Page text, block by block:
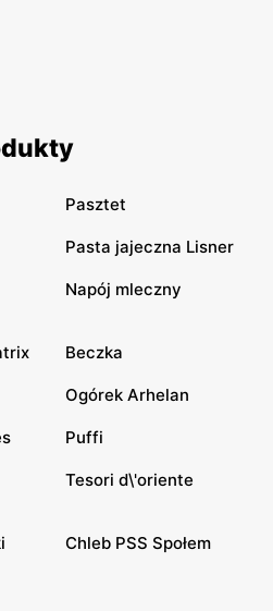
Pasztet
Pasta jajeczna Lisner
Napój mleczny
Beczka
Ogórek Arhelan
Puffi
Tesori d\'oriente
Chleb PSS Społem